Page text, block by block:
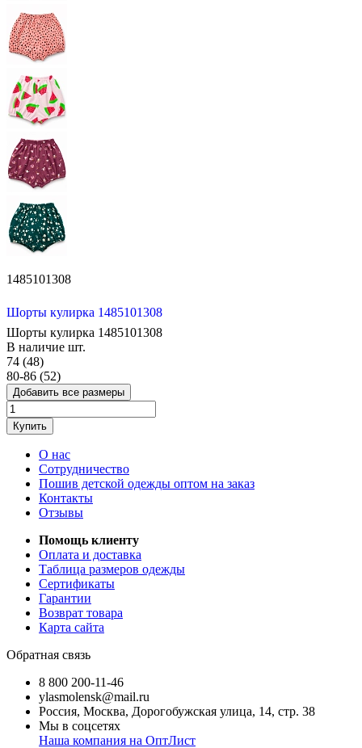
1485101308
Шорты кулирка 1485101308
Шорты кулирка 1485101308
В наличие шт.
74 (48)
80-86 (52)
Добавить все размеры
Купить
О нас
Сотрудничество
Пошив детской одежды оптом на заказ
Контакты
Отзывы
Помощь клиенту
Оплата и доставка
Таблица размеров одежды
Сертификаты
Гарантии
Возврат товара
Карта сайта
Обратная связь
8 800 200-11-46
ylasmolensk@mail.ru
Россия, Москва, Дорогобужская улица, 14, стр. 38
Мы в соцсетях
Наша компания на ОптЛист